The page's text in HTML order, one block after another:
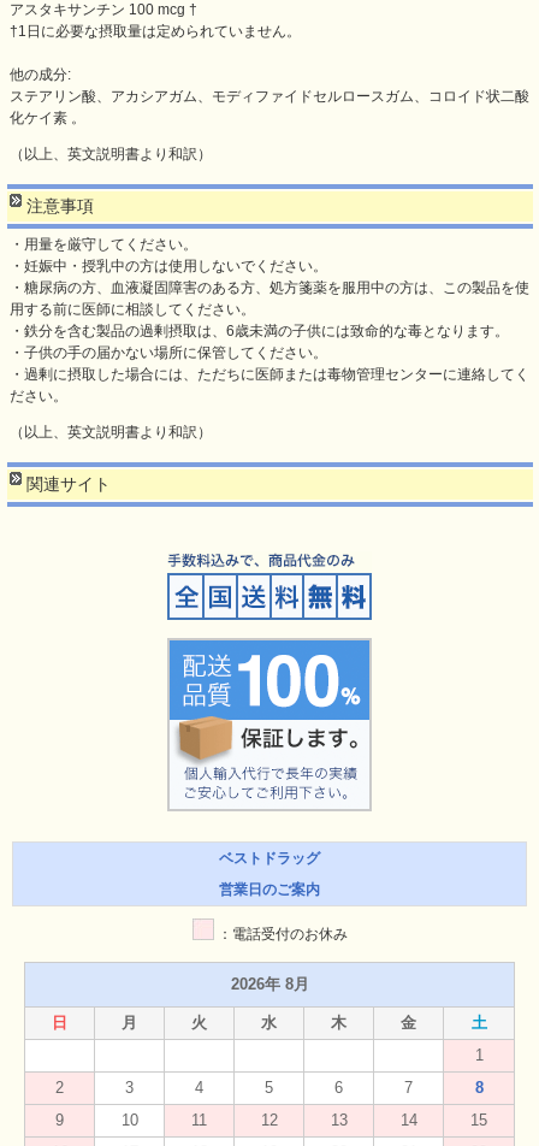
アスタキサンチン 100 mcg †
†1日に必要な摂取量は定められていません。
他の成分:
ステアリン酸、アカシアガム、モディファイドセルロースガム、コロイド状二酸
化ケイ素 。
（以上、英文説明書より和訳）
注意事項
・用量を厳守してください。
・妊娠中・授乳中の方は使用しないでください。
・糖尿病の方、血液凝固障害のある方、処方箋薬を服用中の方は、この製品を使
用する前に医師に相談してください。
・鉄分を含む製品の過剰摂取は、6歳未満の子供には致命的な毒となります。
・子供の手の届かない場所に保管してください。
・過剰に摂取した場合には、ただちに医師または毒物管理センターに連絡してく
ださい。
（以上、英文説明書より和訳）
関連サイト
ベストドラッグ
営業日のご案内
：電話受付のお休み
2026年 8月
日 月 火 水 木 金
土
1
2
3 4 5 6 7
8
9
10 11 12 13 14
15